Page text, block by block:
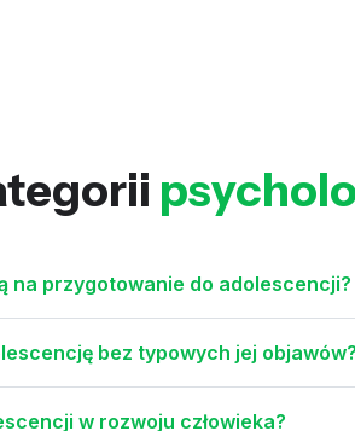
na przygotowanie do adolescencji?
bez typowych jej objawów?
w rozwoju człowieka?